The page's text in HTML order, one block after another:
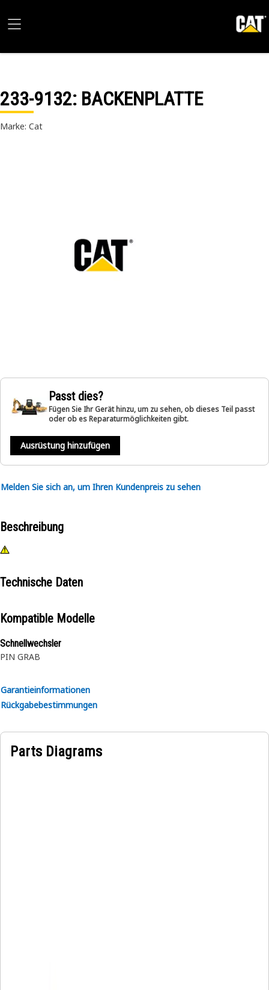
233-9132: BACKENPLATTE
Marke: Cat
Passt dies?
Fügen Sie Ihr Gerät hinzu, um zu sehen, ob dieses Teil passt
oder ob es Reparaturmöglichkeiten gibt.
Ausrüstung hinzufügen
Melden Sie sich an, um Ihren Kundenpreis zu sehen
Beschreibung
Technische Daten
Kompatible Modelle
Schnellwechsler
PIN GRAB
Garantieinformationen
Rückgabebestimmungen
Parts Diagrams